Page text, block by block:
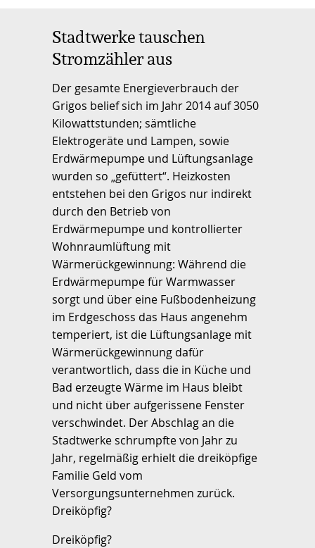
Stadtwerke tauschen
Stromzähler aus
Der gesamte Energieverbrauch der
Grigos belief sich im Jahr 2014 auf 3050
Kilowattstunden; sämtliche
Elektrogeräte und Lampen, sowie
Erdwärmepumpe und Lüftungsanlage
wurden so „gefüttert“. Heizkosten
entstehen bei den Grigos nur indirekt
durch den Betrieb von
Erdwärmepumpe und kontrollierter
Wohnraumlüftung mit
Wärmerückgewinnung: Während die
Erdwärmepumpe für Warmwasser
sorgt und über eine Fußbodenheizung
im Erdgeschoss das Haus angenehm
temperiert, ist die Lüftungsanlage mit
Wärmerückgewinnung dafür
verantwortlich, dass die in Küche und
Bad erzeugte Wärme im Haus bleibt
und nicht über aufgerissene Fenster
verschwindet. Der Abschlag an die
Stadtwerke schrumpfte von Jahr zu
Jahr, regelmäßig erhielt die dreiköpfige
Familie Geld vom
Versorgungsunternehmen zurück.
Dreiköpfig?
Dreiköpfig?